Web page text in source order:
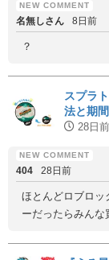
名無しさん 8日前
？
スプラ
法と期
28日前
404 28日前
ほとんどロブロッ
ーだったらみん